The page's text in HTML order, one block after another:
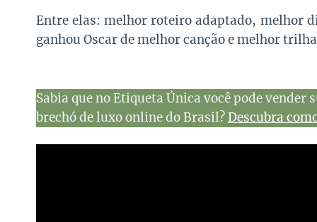
Entre elas: melhor roteiro adaptado, melhor
ganhou Oscar de melhor canção e melhor
Sabia que no Etiqueta Única você pode
brechó de luxo online do Brasil?Descubra